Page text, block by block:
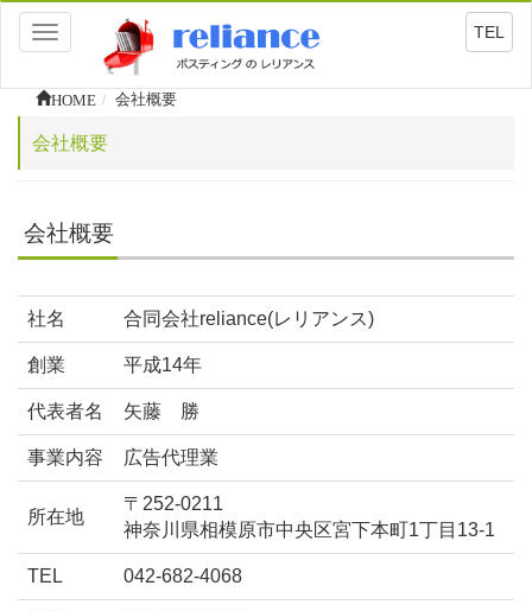
Toggle
navigation
TEL
HOME 会社概要
会社概要
会社概要
社名 合同会社reliance(レリアンス)
創業 平成14年
代表者名 矢藤 勝
事業内容 広告代理業
所在地
〒252-0211
神奈川県相模原市中央区宮下本町1丁目13-1
TEL 042-682-4068